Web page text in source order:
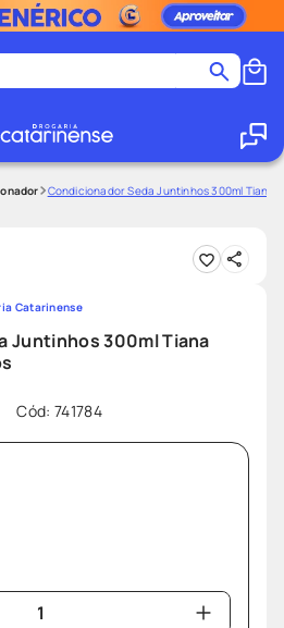
Condicionador Seda Juntinhos 300ml Tiana
Juntinhos 300ml Tiana
Cód: 741784
Catarinense